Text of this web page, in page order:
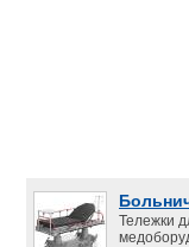
Тележки